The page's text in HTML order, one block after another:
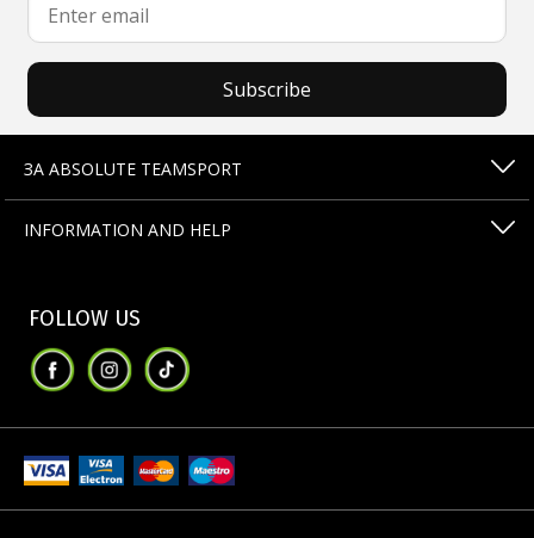
Subscribe
ЗА ABSOLUTE TEAMSPORT
INFORMATION AND HELP
FOLLOW US